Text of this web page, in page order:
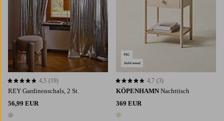
REY Gardinenschals, 2 St.
56,99 EUR
1 Farbe
4,5 basierend auf 19 Bewertungen
4,5 (19)
KÖPENHAMN Nachttisch
369 EUR
1 Farbe
4,7 basierend auf 3 Bewertungen
4,7 (3)